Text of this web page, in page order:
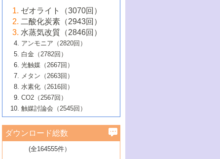
大学：オンライン・対面開催）
6号 メタン転換技術の最新動向
B号 第125回触媒討論会（2020年・工学
院大学）
5号 固体触媒による含窒素有機化合物変
換の最前線
6号 貴金属使用量低減に向けた自動車排
ガス浄化触媒の開発
B号 第123回触媒討論会（2019年・大阪
B号 第121回触媒討論会（2018年・東京
大学）
5号 水素のふるまいを解き明かす最先端
研究
6号 低級アルカンの有効利用のための触
媒技術
B号 第119回触媒討論会（2017年・首都
大学東京）
媒技術
3号 触媒研究の最先端～とびたて若き研究
者たち～（1）
4号 触媒研究の最先端～とびたて若き研究
者たち～（2）
5号 触媒研究の最先端～とびたて若き研究
者たち～（3）
6号 イオニクス材料と燃料電池・電解合成
の最新の研究動向
B号 第117回触媒討論会（2016年・大阪府
立大学）
2号 石油精製用触媒の最近の進展
3号 固体酸化物形燃料電池（SOFC）におけ
るアノード触媒上での燃料直接改質技術
4号 コアシェル構造の制御による触媒機能
5号 工業触媒およびその周辺技術の最近の
進歩
6号 ナノシート
B号 第115回触媒討論会（2015年・成蹊大
2号 光触媒反応機構に関する最新の研究動
向
開発動向
4号 人工光合成に向けた近年のアプローチ
5号 未利用熱エネルギーの有効活用に貢献
する触媒技術
6号 ポリオキソメタレート
B号 第113回触媒討論会（2014年・ロワジ
ールホテル豊橋）
1号 高耐久性燃料電池システム用触媒にお
ける新展開
2号 リビングラジカル重合の最近の動向
3号 天然ガスの化学工業的展開に関する触
媒技術
4号 貴金属触媒の精密構造制御とその活用
5号 バイオマス化成品製造のための固体触
6号 ナノ空間─吸着状態解析から新機能開拓
B号 第111回触媒討論会（2013年・関西大
▼54巻（2012年）
1号 規則性多孔体の利用技術における最近
の進歩
2号 第109回触媒討論会
3号 貴金属低減技術の最新動向
4号 貴金属代替技術の最新動向
5号 光触媒による物質変換反応の新展開
6号 グラフェン
7号 水素を利用する化成品合成の新潮流
▼53巻（2011年）
1号 金属学から見る合金触媒の新展開
2号 第107回触媒討論会
3号 触媒のその場観察法の進歩（１）
4号 触媒のその場観察法の進歩（２）
5号 不活性結合の触媒的活性化による有機
合成
6号 新しい固体酸触媒技術
7号 ゼオライト合成における最近の進歩
▼52巻（2010年）
1号 触媒の劣化対策と長寿命触媒開発
2号 第105回触媒討論会
3号 ナノ構造が拓く新機能
4号 活性サイトおよびその環境の精密な設
計による触媒の高機能化
5号 触媒を有効に使うための技術
7号 有機分子触媒による精密有機合成
1号 炭素材料－熱い注目を集める材料－
2号 第103回触媒討論会
3号 環境浄化用光触媒の現状と課題
4号 水素社会の実現に向けた水素製造・貯
蔵技術の進歩
5号 CO2が関わる触媒・材料
▼50巻（2008年）
1号 触媒化学と学会のこの10年，半世紀，
そして未来
2号 第101回触媒討論会
4号 錯体を利用したユニークな表面構造の
構築と機能
▼49巻（2007年）
1号 含フッ素化合物の合成と触媒
2号 第99回触媒討論会
3号 実用的ファインケミカル合成プロセス
を実現する触媒
▼48巻（2006年）
1号 固体酸触媒の最近の進歩
2号 第97回触媒討論会
3号 リビング重合触媒の最近の展開
1号 最近の触媒担体とその効果
2号 第95回触媒討論会
▼46巻（2004年）
1号 部分酸化反応触媒の最前線
▼45巻（2003年）
ゼオライト（3070回）
二酸化炭素（2943回）
水蒸気改質（2846回）
アンモニア（2820回）
白金（2782回）
光触媒（2667回）
メタン（2663回）
水素化（2616回）
CO2（2567回）
触媒討論会（2545回）
ダウンロード総数
(全164555件）